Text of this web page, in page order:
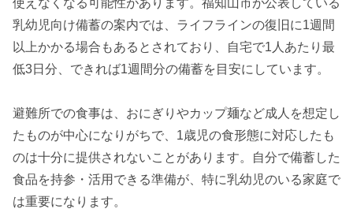
乳幼児向け備蓄の案内では、ライフラインの復旧に1週間
以上かかる場合もあるとされており、自宅で1人あたり最
低3日分、できれば1週間分の備蓄を目安にしています。
避難所での食事は、おにぎりやカップ麺など成人を想定し
たものが中心になりがちで、1歳児の食形態に対応したも
のは十分に提供されないことがあります。自分で備蓄した
食品を持参・活用できる準備が、特に乳幼児のいる家庭で
は重要になります。